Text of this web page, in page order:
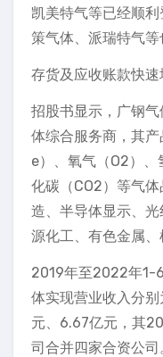
凯美特气等已经顺
策气体、派瑞特气等
存货及应收账款快速
招股书显示，广钢
体综合服务商，其
e）、氧气（O2）
化碳（CO2）等气
造、半导体显示、
源化工、有色金属、
2019年至2022年1-
体实现营业收入分
元、6.67亿元，其
司合并四家合资公司